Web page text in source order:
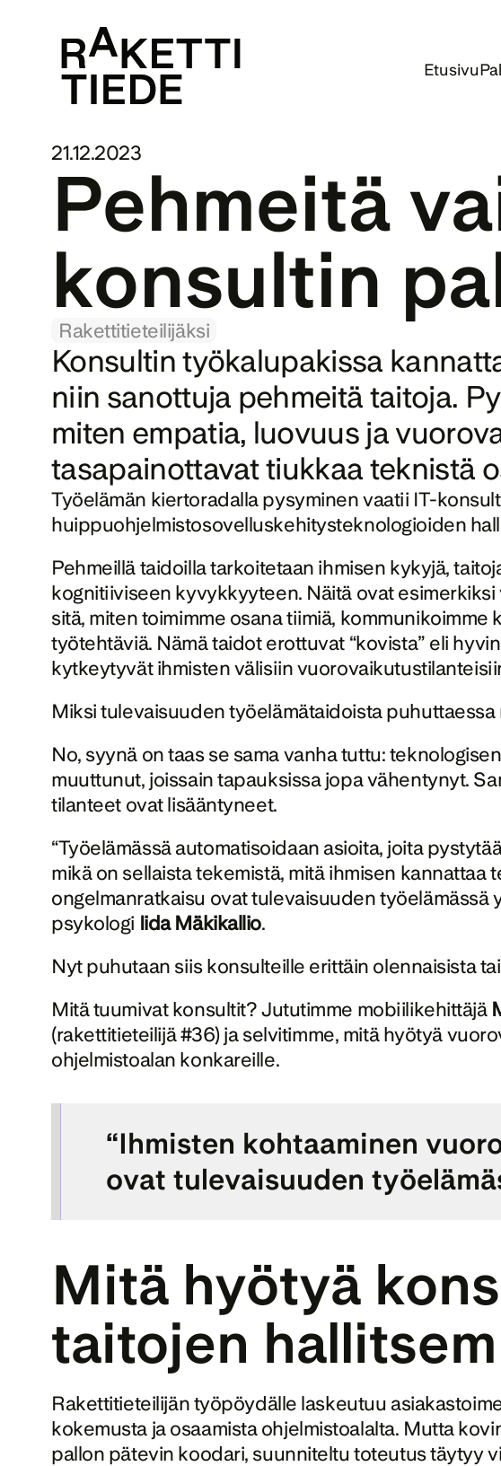
Etusivu
21.12.2023
Pehmeitä
Rakettitieteilijäksi
Konsultin työkalupakissa
niin sanottuja pehmeitä taitoja.
miten empatia, luovuus ja
tasapainottavat tiukkaa teknistä
Työelämän kiertoradalla pysyminen vaatii IT-
huippuohjelmistosovelluskehitysteknologioiden
Pehmeillä taidoilla tarkoitetaan ihmisen kykyjä,
kognitiiviseen kyvykkyyteen. Näitä ovat
sitä, miten toimimme osana tiimiä,
työtehtäviä. Nämä taidot erottuvat “kovista” eli
kytkeytyvät ihmisten välisiin
Miksi tulevaisuuden työelämätaidoista
No, syynä on taas se sama vanha tuttu:
muuttunut, joissain tapauksissa jopa vähentynyt.
tilanteet ovat lisääntyneet.
“Työelämässä automatisoidaan asioita, joita
mikä on sellaista tekemistä, mitä ihmisen
ongelmanratkaisu ovat tulevaisuuden
psykologi Iida Mäkikallio.
Nyt puhutaan siis konsulteille erittäin olennaisista
Mitä tuumivat konsultit? Jututimme mobiilikehittäjä
(rakettitieteilijä #36) ja selvitimme, mitä hyötyä
ohjelmistoalan konkareille.
“Ihmisten kohtaaminen
ovat tulevaisuuden
Mitä hyötyä
taitojen
Rakettitieteilijän työpöydälle laskeutuu
kokemusta ja osaamista ohjelmistoalalta. Mutta
pallon pätevin koodari, suunniteltu toteutus täytyy